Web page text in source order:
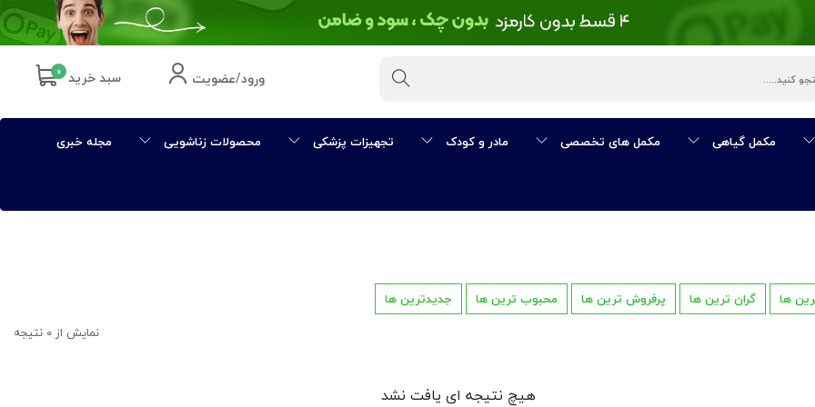
۰ سبد خرید ورود/عضویت
مکمل گیاهی مکمل های تخصصی مادر و کودک تجهیزات پزشکی محصولات زناشویی مجله خبری
ها گران ترین ها پرفروش ترین ها محبوب ترین ها
جدیدترین ها
نمایش از ۰ نتیجه
هیچ نتیجه ای یافت نشد